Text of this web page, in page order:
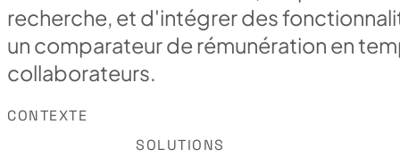
recherche, et d'intégrer des
un comparateur de rémunération en
collaborateurs.
CONTEXTE
SOLUTIONS